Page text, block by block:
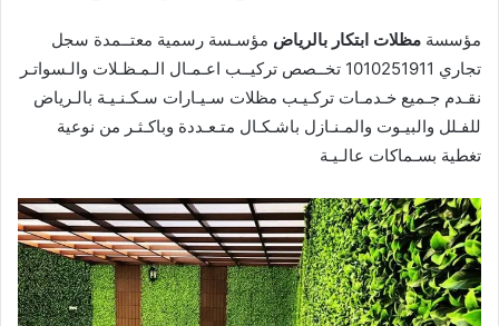
مؤسسة مظلات ابتكار بالرياض مؤسـسة رسمية معتــمدة سجل
تجاري 1010251911 تخــصص تركيــب اعـمـال الـمـظـلات والـسواتـر
نقـدم جـميع خـدمـات تركـيـب مظلات سـيـارات سـكـنـيـة بالـرياض
للفـلل والبيـوت والمـنـازل باشـكـال متـعـددة وباكـثـر من نوعية
تغطية بسـماكات عالـيـة